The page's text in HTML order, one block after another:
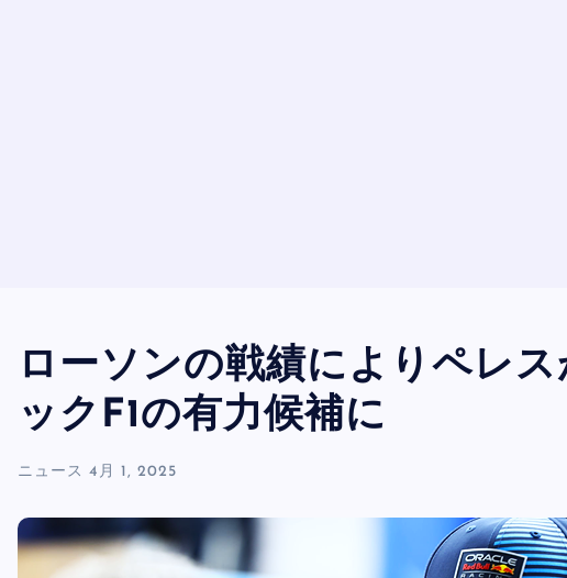
ローソンの戦績によりペレ
ックF1の有力候補に
ニュース 4月 1, 2025